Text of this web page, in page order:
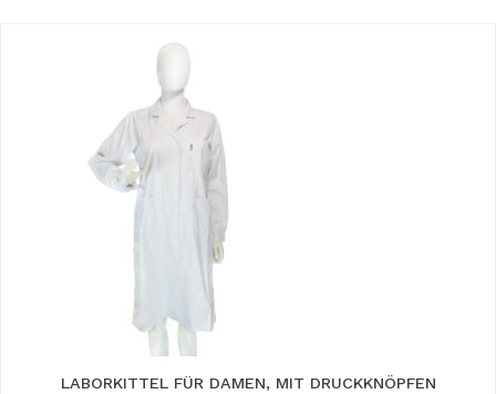
LABORKITTEL FÜR DAMEN, MIT DRUCKKNÖPFEN